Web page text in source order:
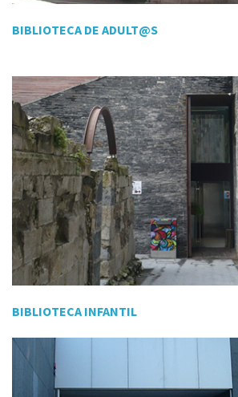
BIBLIOTECA DE ADULT@S
BIBLIOTECA INFANTIL